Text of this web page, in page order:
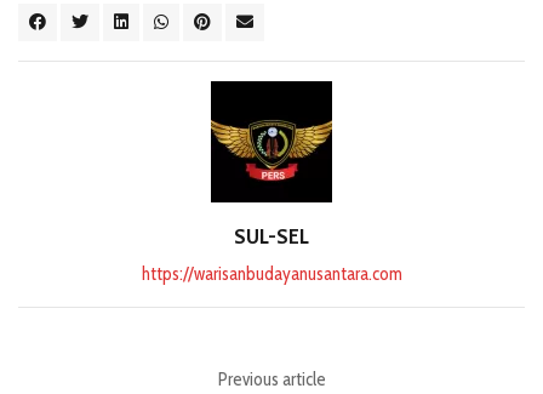
SUL-SEL
https://warisanbudayanusantara.com
Previous article